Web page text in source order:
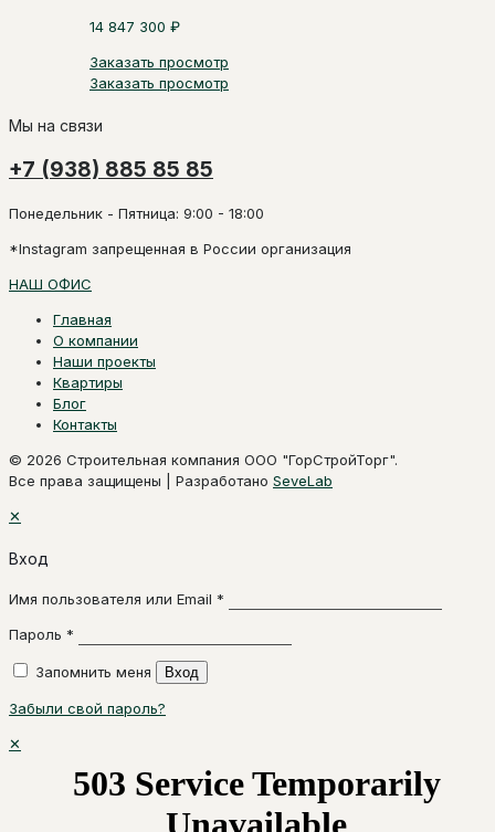
14 847 300 ₽
Заказать просмотр
Заказать просмотр
Мы на связи
+7 (938) 885 85 85
Понедельник - Пятница: 9:00 - 18:00
*Instagram запрещенная в России организация
НАШ ОФИС
Главная
О компании
Наши проекты
Квартиры
Блог
Контакты
© 2026 Строительная компания ООО "ГорСтройТорг".
Все права защищены | Разработано SeveLab
✕
Вход
Имя пользователя или Email *
Пароль *
Запомнить меня Вход
Забыли свой пароль?
✕